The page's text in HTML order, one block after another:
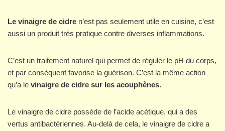
Le vinaigre de cidre n’est pas seulement utile en cuisine, c’est
aussi un produit très pratique contre diverses inflammations.
C’est un traitement naturel qui permet de réguler le pH du corps,
et par conséquent favorise la guérison. C’est la même action
qu’a le vinaigre de cidre sur les acouphènes.
Le vinaigre de cidre possède de l’acide acétique, qui a des
vertus antibactériennes. Au-delà de cela, le vinaigre de cidre a